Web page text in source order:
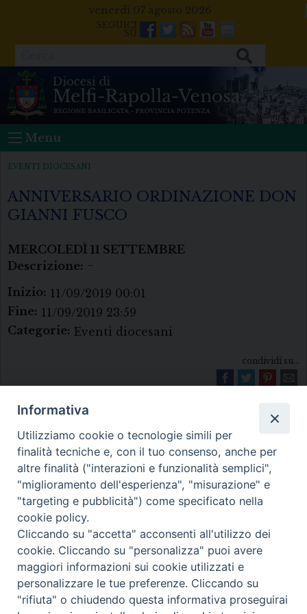
venerdì 07 agosto 2026
Facebook
Twitter
FeedsYoutube
Mail
Menu
EVENTI DIOCESANI
ANNIVERSARIO ORDINAZIONE DON
GIANNI FUSCO
MERCOLEDÌ 11 SETTEMBRE
Descrizione: –
Inizio: 11/09/2019 00:01
Fine: 11/09/2019 23:59
Categorie: Eventi diocesani
condividi su...
Diocesi di Melfi Rapolla Venosa
• Largo Duomo, 12 - 85025 MELFI (PZ) •
Tel. 0972238604
PEC ufficiale della Diocesi:
diocesi.melfi_rapolla_venosa@legalmail.it
Informativa
Utilizziamo cookie o tecnologie simili per
finalità tecniche e, con il tuo consenso, anche per
altre finalità ("interazioni e funzionalità semplici",
"miglioramento dell'esperienza", "misurazione" e
"targeting e pubblicità") come specificato nella
cookie policy.
Cliccando su "accetta" acconsenti all'utilizzo dei
cookie. Cliccando su "personalizza" puoi avere
maggiori informazioni sui cookie utilizzati e
personalizzare le tue preferenze. Cliccando su
"rifiuta" o chiudendo questa informativa proseguirai